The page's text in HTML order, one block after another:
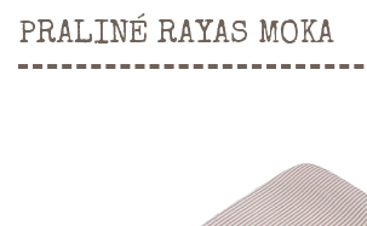
PRALINÉ RAYAS MOKA